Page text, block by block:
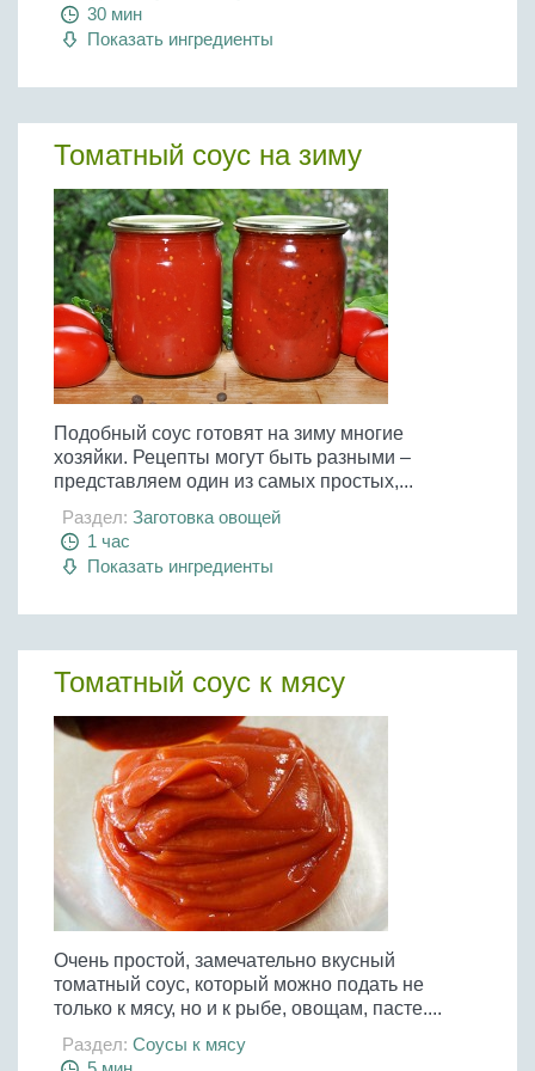
Бобовые
Яйца
Крупы
30 мин
Показать ингредиенты
Томатный соус на зиму
Подобный соус готовят на зиму многие
хозяйки. Рецепты могут быть разными –
представляем один из самых простых,...
Раздел: Заготовка овощей
1 час
Показать ингредиенты
Томатный соус к мясу
Очень простой, замечательно вкусный
томатный соус, который можно подать не
только к мясу, но и к рыбе, овощам, пасте....
Раздел: Соусы к мясу